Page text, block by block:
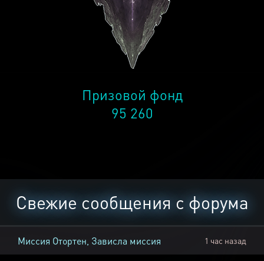
Призовой фонд
95 260
Свежие сообщения с форума
Миссия Отортен, Зависла миссия 1 час назад